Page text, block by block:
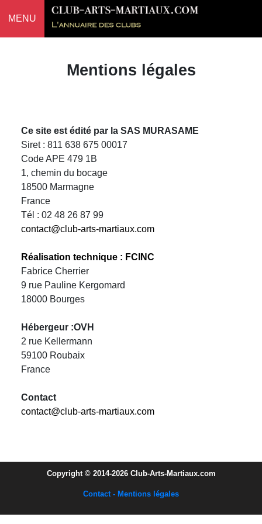
MENU
Mentions légales
Ce site est édité par la SAS MURASAME
Siret : 811 638 675 00017
Code APE 479 1B
1, chemin du bocage
18500 Marmagne
France
Tél : 02 48 26 87 99
contact@club-arts-martiaux.com
Réalisation technique : FCINC
Fabrice Cherrier
9 rue Pauline Kergomard
18000 Bourges
Hébergeur :OVH
2 rue Kellermann
59100 Roubaix
France
Contact
contact@club-arts-martiaux.com
Copyright © 2014-2026 Club-Arts-Martiaux.com
Contact - Mentions légales